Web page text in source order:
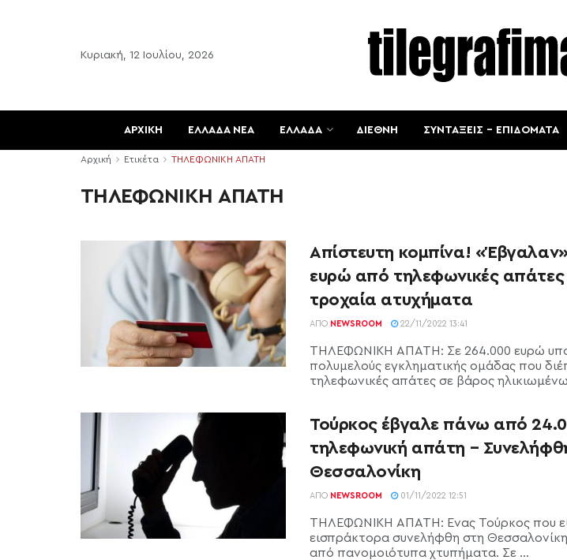
Κυριακή, 12 Ιουλίου, 2026
ΑΡΧΙΚΗ ΕΛΛΑΔΑ ΝΕΑ ΕΛΛΑΔΑ ΔΙΕΘΝΗ ΣΥΝΤΑΞΕΙΣ – ΕΠΙΔΟΜΑΤΑ
Αρχική Ετικέτα ΤΗΛΕΦΩΝΙΚΗ ΑΠΑΤΗ
ΤΗΛΕΦΩΝΙΚΗ ΑΠΑΤΗ
Aπίστευτη κομπίνα!
ευρώ από τηλεφωνικές απάτες
τροχαία ατυχήματα
ΑΠΌ NEWSROOM 22/11/2022 13:41
ΤΗΛΕΦΩΝΙΚΗ ΑΠΑΤΗ: Σε 264.000 ευρώ
πολυμελούς εγκληματικής ομάδας που
τηλεφωνικές απάτες σε βάρος
Τούρκος έβγαλε πάνω από
τηλεφωνική απάτη –
Θεσσαλονίκη
ΑΠΌ NEWSROOM 01/11/2022 12:51
ΤΗΛΕΦΩΝΙΚΗ ΑΠΑΤΗ: Ένας Τούρκος που
εισπράκτορα συνελήφθη στη Θεσσαλονίκη
από πανομοιότυπα χτυπήματα. Σε ...